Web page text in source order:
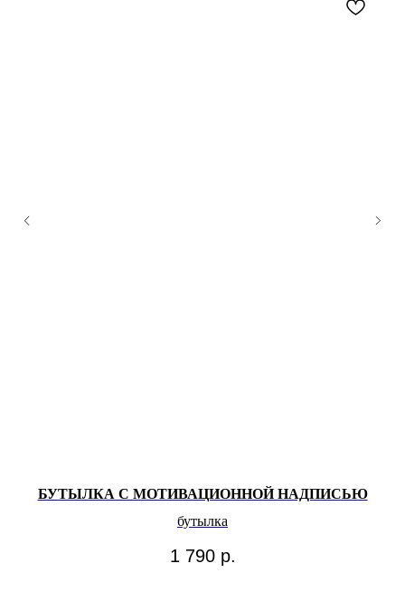
БУТЫЛКА С МОТИВАЦИОННОЙ НАДПИСЬЮ
бутылка
1 790 р.